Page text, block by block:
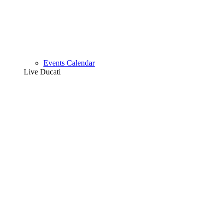
Events Calendar
Live Ducati